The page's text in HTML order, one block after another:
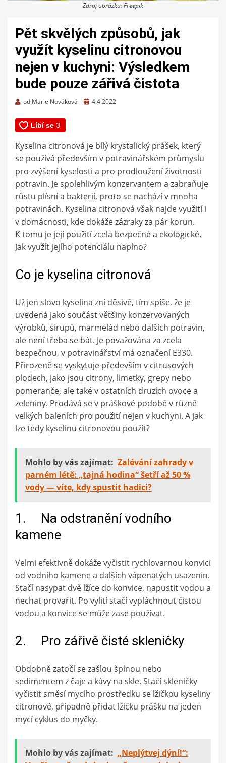
Zdroj obrázku: Freepik
Pět skvělých způsobů, jak
využít kyselinu citronovou
nejen v kuchyni: Výsledkem
bude pouze zářivá čistota
od Marie Nováková
Zveřejněno
4.4.2022
Kyselina citronová je bílý krystalický prášek, který
se používá především v potravinářském průmyslu
pro zvýšení kyselosti a pro prodloužení životnosti
potravin. Je spolehlivým konzervantem a zabraňuje
růstu plísní a bakterií, proto se nachází v mnoha
potravinách. Kyselina citronová však najde využití i
v domácnosti, kde dokáže zázraky za pár korun.
K tomu je její použití zcela bezpečné a ekologické.
Jak využít jejího potenciálu naplno?
Co je kyselina citronová
Už jen slovo kyselina zní děsivě, tím spíše, že je
uvedená jako součást většiny konzervovaných
výrobků, sirupů, marmelád nebo dalších potravin,
ale není třeba se bát. Je považována za zcela
bezpečnou, v potravinářství má označení E330.
Přirozeně se vyskytuje především v citrusových
plodech, jako jsou citrony, limetky, grepy nebo
pomeranče, ale také v ostatních druzích ovoce a
zeleniny. Prodává se v práškové podobě v různě
velkých baleních pro použití nejen v kuchyni. A jak
lze tedy kyselinu citronovou použít?
Mohlo by vás zajímat: Zalévání zahrady v
parném létě: „tajná hodina“ šetří až 50 %
vody — víte, kdy spustit hadici?
1. Na odstranění vodního
kamene
Velmi efektivně dokáže vyčistit rychlovarnou konvici
od vodního kamene a dalších vápenatých usazenin.
Stačí nasypat dvě lžíce do konvice, napustit vodou a
nechat provařit. Po vylití stačí vypláchnout čistou
vodou a konvice se může zase používat.
2. Pro zářivě čisté skleničky
Obdobně zatočí se zašlou špínou nebo
sedimentem z čaje a kávy na skle. Stačí skleničky
vyčistit směsí mycího prostředku se lžičkou kyseliny
citronové, případně přidat lžičku prášku na jeden
mycí cyklus do myčky.
Mohlo by vás zajímat: „Neplýtvej dýní!“: